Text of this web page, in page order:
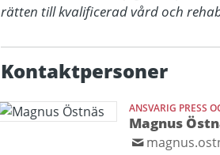
rätten till kvalificerad vård och
Kontaktpersoner
ANSVARIG PRESS
Magnus